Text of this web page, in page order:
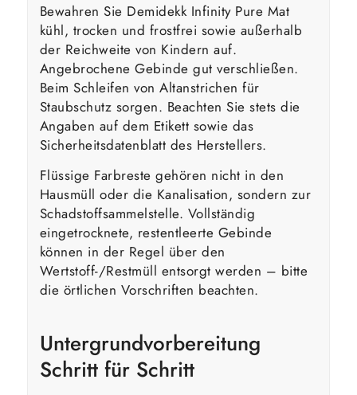
Bewahren Sie Demidekk Infinity Pure Mat
kühl, trocken und frostfrei sowie außerhalb
der Reichweite von Kindern auf.
Angebrochene Gebinde gut verschließen.
Beim Schleifen von Altanstrichen für
Staubschutz sorgen. Beachten Sie stets die
Angaben auf dem Etikett sowie das
Sicherheitsdatenblatt des Herstellers.
Flüssige Farbreste gehören nicht in den
Hausmüll oder die Kanalisation, sondern zur
Schadstoffsammelstelle. Vollständig
eingetrocknete, restentleerte Gebinde
können in der Regel über den
Wertstoff-/Restmüll entsorgt werden – bitte
die örtlichen Vorschriften beachten.
Untergrundvorbereitung
Schritt für Schritt